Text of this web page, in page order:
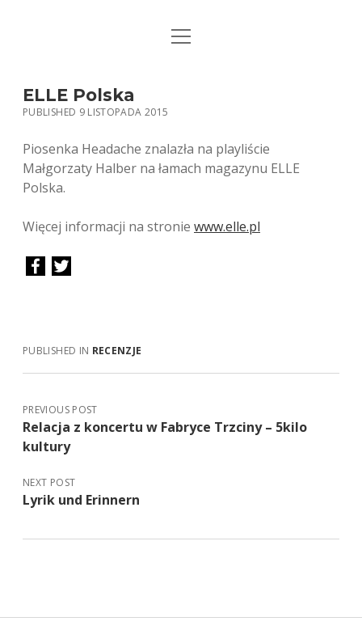
STRONA GŁÓWNA
MUZYKA
BIO / KONTAKT
open
ELLE Polska
PUBLISHED 9 LISTOPADA 2015
Piosenka Headache znalazła na playliście
Małgorzaty Halber na łamach magazynu ELLE
Polska.
Więcej informacji na stronie www.elle.pl
PUBLISHED IN RECENZJE
PREVIOUS POST
Relacja z koncertu w Fabryce Trzciny – 5kilo
kultury
NEXT POST
Lyrik und Erinnern